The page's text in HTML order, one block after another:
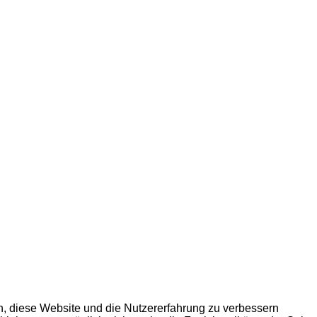
diese Website und die Nutzererfahrung zu verbessern